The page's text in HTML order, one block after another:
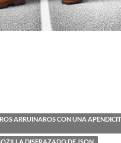
ARRUINAROS CON UNA